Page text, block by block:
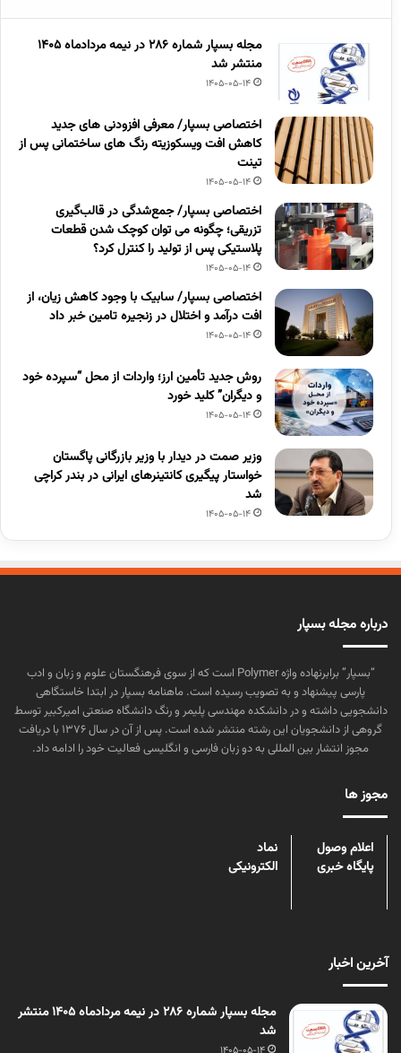
مجله بسپار شماره 286 در نیمه مردادماه 1405
منتشر شد
1405-05-14
اختصاصی بسپار/ معرفی افزودنی های جدید
کاهش افت ویسکوزیته رنگ های ساختمانی پس از
تینت
1405-05-14
اختصاصی بسپار/ جمع‌شدگی در قالب‌گیری
تزریقی؛ چگونه می توان کوچک شدن قطعات
پلاستیکی پس از تولید را کنترل کرد؟
1405-05-14
اختصاصی بسپار/ سابیک با وجود کاهش زیان، از
افت درآمد و اختلال در زنجیره تامین خبر داد
1405-05-14
روش جدید تأمین ارز؛ واردات از محل “سپرده خود
و دیگران” کلید خورد
1405-05-14
وزیر صمت در دیدار با وزیر بازرگانی پاگستان
خواستار پیگیری کانتینرهای ایرانی در بندر کراچی
شد
1405-05-14
درباره مجله بسپار
“بسپار” برابرنهاده واژه Polymer است که از سوی فرهنگستان علوم و زبان و ادب
پارسی پیشنهاد و به تصویب رسیده است. ماهنامه بسپار در ابتدا خاستگاهی
دانشجویی داشته و در دانشکده مهندسی پلیمر و رنگ دانشگاه صنعتی امیرکبیر توسط
گروهی از دانشجویان این رشته منتشر شده است. پس از آن در سال ۱۳۷۶ با دریافت
مجوز انتشار بین المللی به دو زبان فارسی و انگلیسی فعالیت خود را ادامه داد.
مجوز ها
اعلام وصول
پایگاه خبری
نماد
الکترونیکی
آخرین اخبار
مجله بسپار شماره 286 در نیمه مردادماه 1405 منتشر
شد